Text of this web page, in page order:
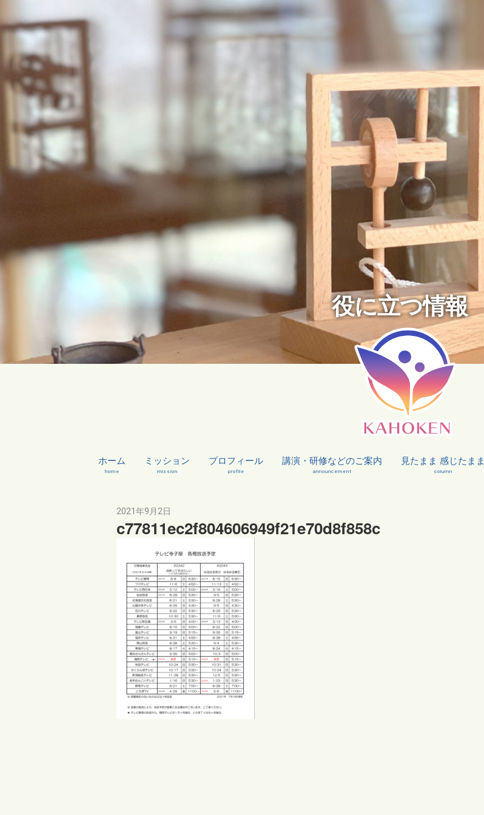
役に立つ情報
ホーム
home
ミッション
mission
プロフィール
profile
講演・研修などのご案内
announcement
見たまま 感じたまま
column
2021年9月2日
c77811ec2f804606949f21e70d8f858c